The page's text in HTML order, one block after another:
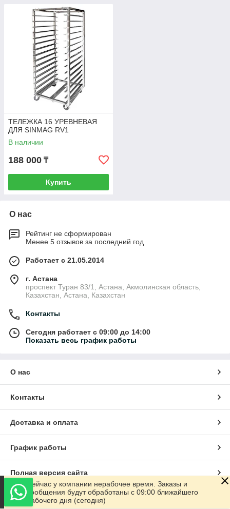
ТЕЛЕЖКА 16 УРЕВНЕВАЯ
ДЛЯ SINMAG RV1
В наличии
188 000 ₸
Купить
О нас
Рейтинг не сформирован
Менее 5 отзывов за последний год
Работает с 21.05.2014
г. Астана
проспект Туран 83/1, Астана, Акмолинская область,
Казахстан, Астана, Казахстан
Контакты
Сегодня работает с 09:00 до 14:00
Показать весь график работы
О нас
Контакты
Доставка и оплата
График работы
Полная версия сайта
Сайт создан на маркетплейсе
Сейчас у компании нерабочее время. Заказы и
сообщения будут обработаны с 09:00 ближайшего
рабочего дня (сегодня)